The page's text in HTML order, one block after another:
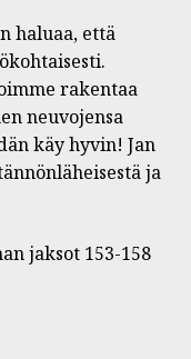
haluaa, että
rakentaa
neuvojensa
käy hyvin! Jan
ja
jaksot 153-158